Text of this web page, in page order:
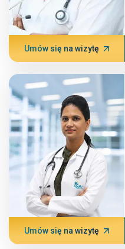
Umów się na wizytę
Umów się na wizytę